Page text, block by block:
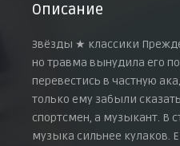
Описание
Звёзды ★ классики
но травма вынудила его
перевестись в частную
только ему забыли
спортсмен, а музыкант. В
музыка сильнее кулаков.